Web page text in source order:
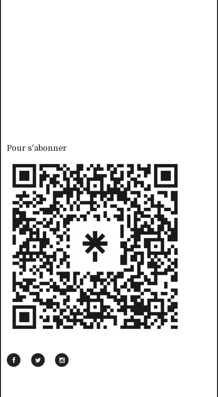
Pour s'abonner